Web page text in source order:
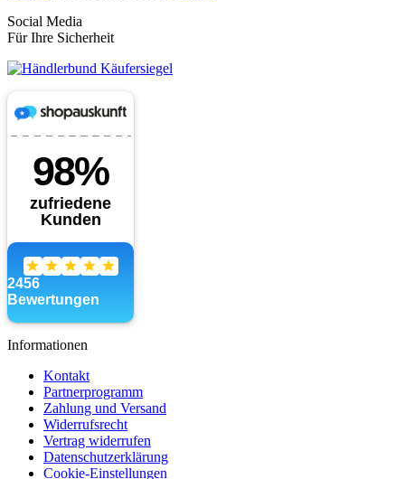
Social Media
Für Ihre Sicherheit
Informationen
Kontakt
Partnerprogramm
Zahlung und Versand
Widerrufsrecht
Vertrag widerrufen
Datenschutzerklärung
Cookie-Einstellungen